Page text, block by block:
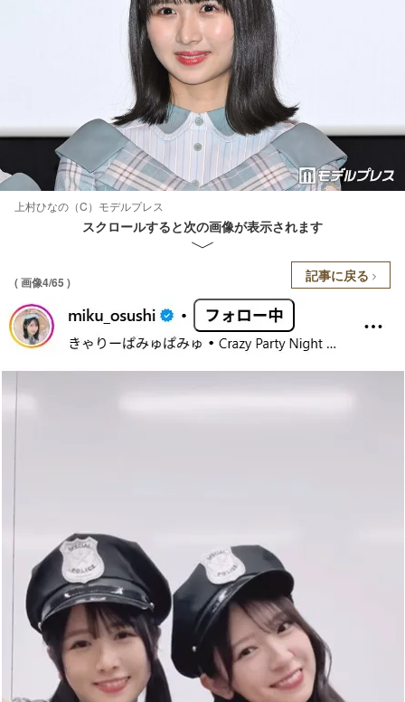
上村ひなの（C）モデルプレス
スクロールすると次の画像が表示されます
( 画像4/65 ) 記事に戻る